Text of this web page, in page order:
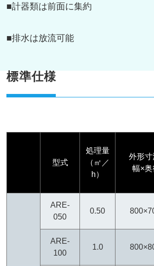
■計器類は前面に集約
■排水は放流可能
標準仕様
型式
処理量
（㎡／
h）
外形寸
幅×奥
ARE-
050
0.50
ARE-
100
1.0